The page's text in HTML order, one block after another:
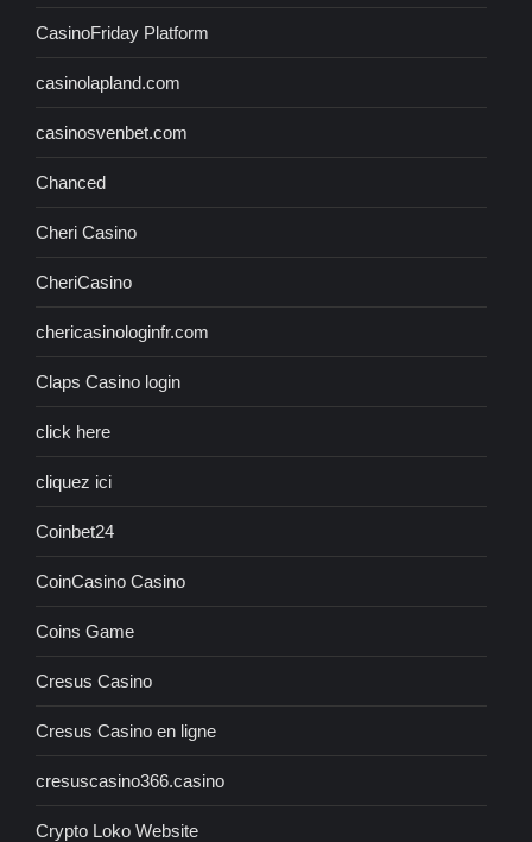
CasinoFriday Platform
casinolapland.com
casinosvenbet.com
Chanced
Cheri Casino
CheriCasino
chericasinologinfr.com
Claps Casino login
click here
cliquez ici
Coinbet24
CoinCasino Casino
Coins Game
Cresus Casino
Cresus Casino en ligne
cresuscasino366.casino
Crypto Loko Website